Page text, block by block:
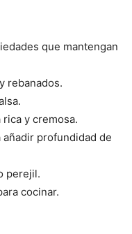
que mantengan
rebanados.
rica y cremosa.
añadir profundidad de
perejil.
cocinar.